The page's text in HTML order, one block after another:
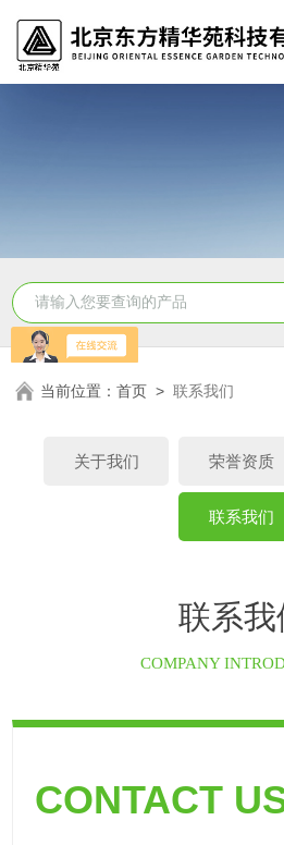
当前位置：首页 >联系我们
关于我们 荣誉资质
联系我们
联系我
COMPANY
CONTACT